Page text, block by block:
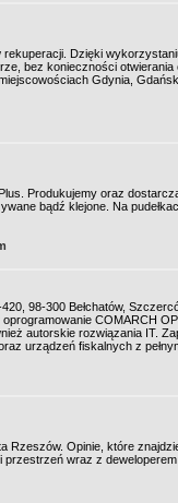
Dzięki
bez konieczności otwierania
Gdynia,
Produkujemy oraz
bądź klejone. Na
98-300 Bełchatów,
COMARCH
autorskie rozwiązania IT.
urządzeń fiskalnych z
Rzeszów. Opinie, które
wraz z deweloperem